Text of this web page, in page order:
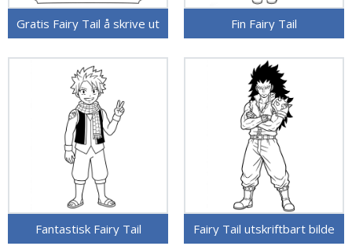
Gratis Fairy Tail å skrive ut Fin Fairy Tail
Fantastisk Fairy Tail Fairy Tail utskriftbart bilde